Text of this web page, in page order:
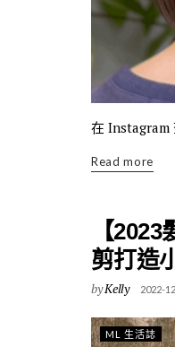
在 Instagram
Read more
【
剪打造
byKelly 2022-
ML 生活誌